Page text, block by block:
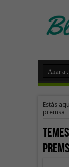
Estàs
premsa